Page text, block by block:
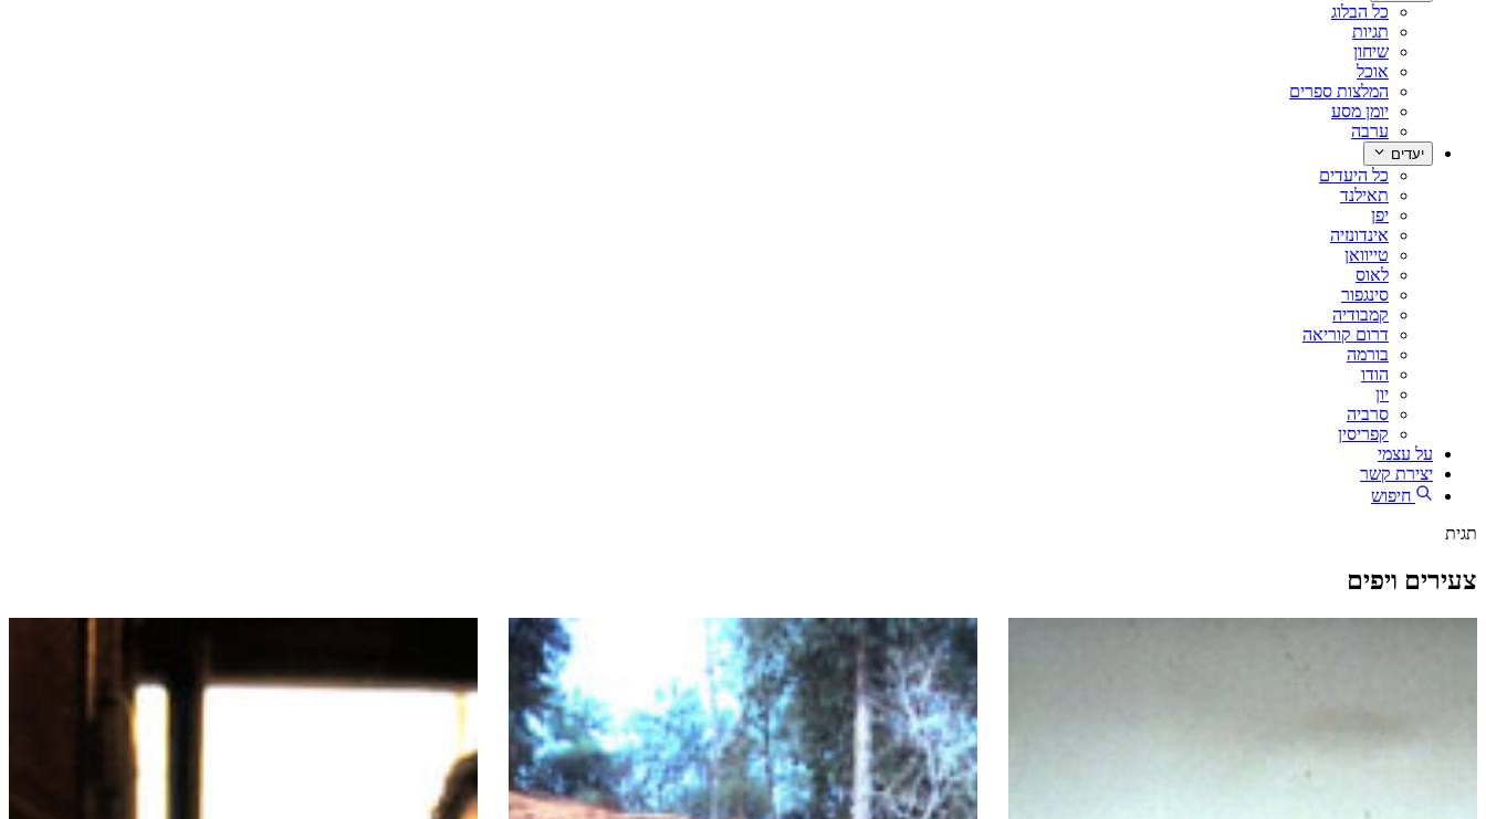
כל הבלוג
תגיות
שיחון
אוכל
המלצות ספרים
יומן מסע
ערבה
יעדים
כל היעדים
תאילנד
יפן
אינדונזיה
טייוואן
לאוס
סינגפור
קמבודיה
דרום קוריאה
בורמה
הודו
יון
סרביה
קפריסין
על עצמי
יצירת קשר
חיפוש
תגית
צעירים ויפים